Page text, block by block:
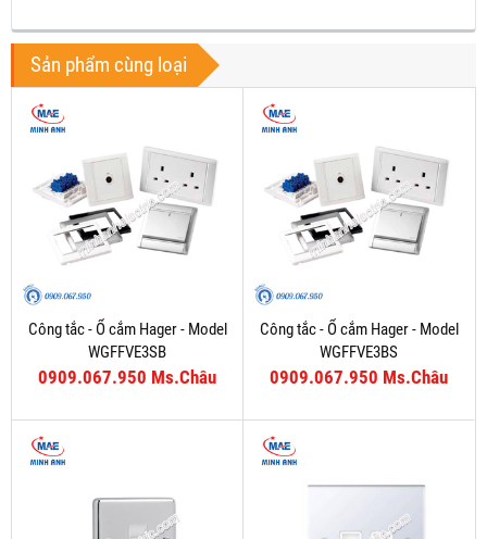
Sản phẩm cùng loại
Công tắc - Ổ cắm Hager - Model
WGFFVE3SB
0909.067.950 Ms.Châu
Công tắc - Ổ cắm Hager - Model
WGFFVE3BS
0909.067.950 Ms.Châu